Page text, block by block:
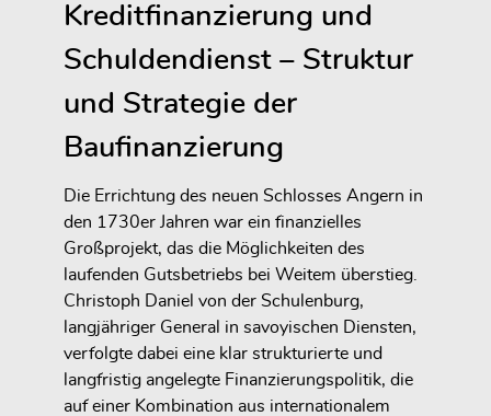
Kreditfinanzierung und
Schuldendienst – Struktur
und Strategie der
Baufinanzierung
Die Errichtung des neuen Schlosses Angern in
den 1730er Jahren war ein finanzielles
Großprojekt, das die Möglichkeiten des
laufenden Gutsbetriebs bei Weitem überstieg.
Christoph Daniel von der Schulenburg,
langjähriger General in savoyischen Diensten,
verfolgte dabei eine klar strukturierte und
langfristig angelegte Finanzierungspolitik, die
auf einer Kombination aus internationalem